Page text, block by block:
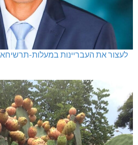
לעצור את העבריינות במעלות-תרשיחא